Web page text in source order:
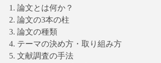
1. 論文とは何か？
2. 論文の3本の柱
3. 論文の種類
4. テーマの決め方・取り組み方
5. 文献調査の手法